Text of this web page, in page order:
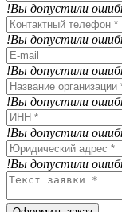
!Вы допустили
!Вы допустили
!Вы допустили
!Вы допустили
!Вы допустили
!Вы допустили